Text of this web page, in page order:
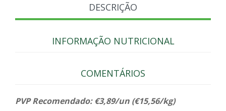
DESCRIÇÃO
INFORMAÇÃO NUTRICIONAL
COMENTÁRIOS
PVP Recomendado: €3,89/un (€15,56/kg)